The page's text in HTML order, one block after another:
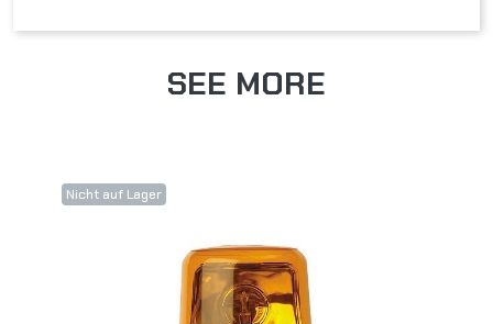
SEE MORE
Nicht auf Lager